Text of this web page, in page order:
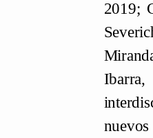
2019;
Ibarra,